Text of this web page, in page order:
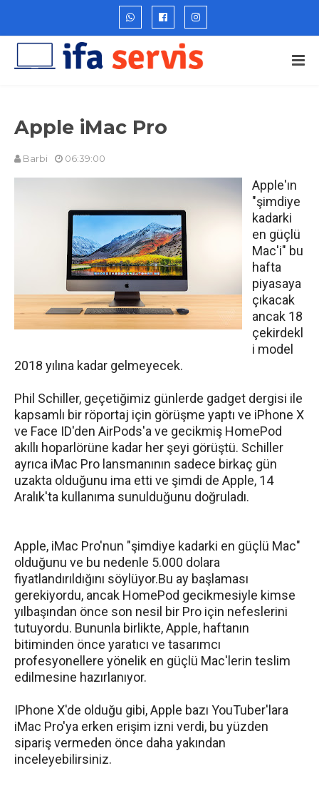
Apple iMac Pro
Barbi 06:39:00
Apple'ın
"şimdiye
kadarki
en güçlü
Mac'i" bu
hafta
piyasaya
çıkacak
ancak 18
çekirdekl
i model
2018 yılına kadar gelmeyecek.
Phil Schiller, geçetiğimiz günlerde gadget dergisi ile
kapsamlı bir röportaj için görüşme yaptı ve iPhone X
ve Face ID'den AirPods'a ve gecikmiş HomePod
akıllı hoparlörüne kadar her şeyi görüştü. Schiller
ayrıca iMac Pro lansmanının sadece birkaç gün
uzakta olduğunu ima etti ve şimdi de Apple, 14
Aralık'ta kullanıma sunulduğunu doğruladı.
Apple, iMac Pro'nun "şimdiye kadarki en güçlü Mac"
olduğunu ve bu nedenle 5.000 dolara
fiyatlandırıldığını söylüyor.Bu ay başlaması
gerekiyordu, ancak HomePod gecikmesiyle kimse
yılbaşından önce son nesil bir Pro için nefeslerini
tutuyordu. Bununla birlikte, Apple, haftanın
bitiminden önce yaratıcı ve tasarımcı
profesyonellere yönelik en güçlü Mac'lerin teslim
edilmesine hazırlanıyor.
IPhone X'de olduğu gibi, Apple bazı YouTuber'lara
iMac Pro'ya erken erişim izni verdi, bu yüzden
sipariş vermeden önce daha yakından
inceleyebilirsiniz.